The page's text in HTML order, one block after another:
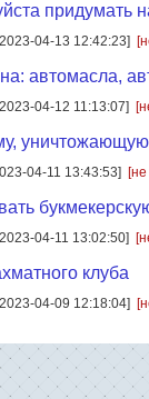
придумать
04-13 12:42:23]
автомасла,
04-12 11:13:07]
04-11 13:43:53]
04-11 13:02:50]
клуба
04-09 12:18:04]